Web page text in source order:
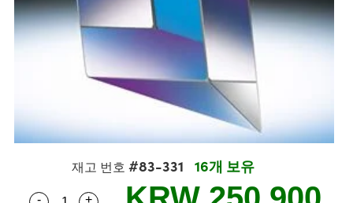
Coated Optics
Optomechanics
Systems
재고 번호 #83-331 16개 보유
- +